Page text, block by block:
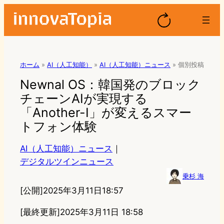
ホーム » AI（人工知能） » AI（人工知能）ニュース » 個別投稿
Newnal OS：韓国発のブロック
チェーンAIが実現する
「Another-I」が変えるスマー
トフォン体験
AI（人工知能）ニュース ｜
デジタルツインニュース
乗杉 海
[公開]2025年3月11日18:57
[最終更新]2025年3月11日 18:58